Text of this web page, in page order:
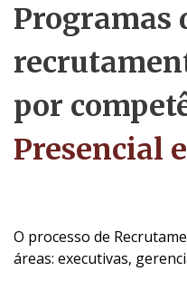
Programas
por
Presencial
O processo de
áreas: executivas,